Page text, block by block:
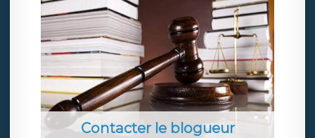
Contacter le blogueur